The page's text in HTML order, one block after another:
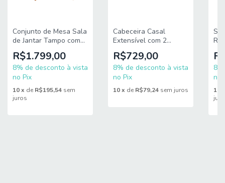
Conjunto de Mesa Sala
de Jantar Tampo com
Vidro 1,60m Grécia 6
Cadeiras Santiago
Dobuê
R$1.799,00
8% de desconto à vista
no Pix
10x de R$195,54 sem
juros
Cabeceira Casal
Extensível com 2
Mesas de Apoio Ripado
e Estofado
Cinamomo/Off White
Suíça RV Móveis
R$729,00
8% de desconto à vista
no Pix
10x de R$79,24 sem juros
no
10